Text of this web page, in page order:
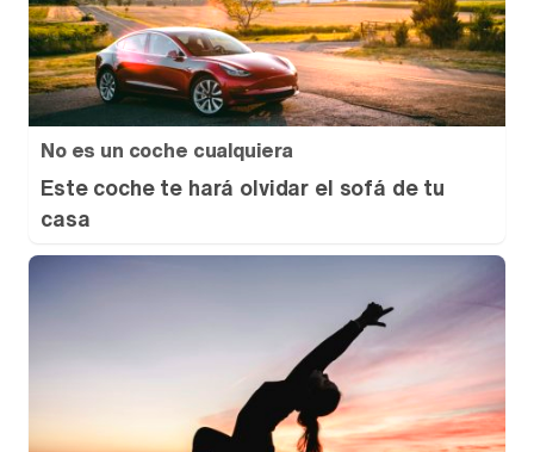
No es un coche cualquiera
Este coche te hará olvidar el sofá de tu
casa